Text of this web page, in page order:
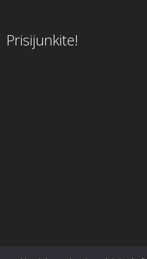
Prisijunkite!